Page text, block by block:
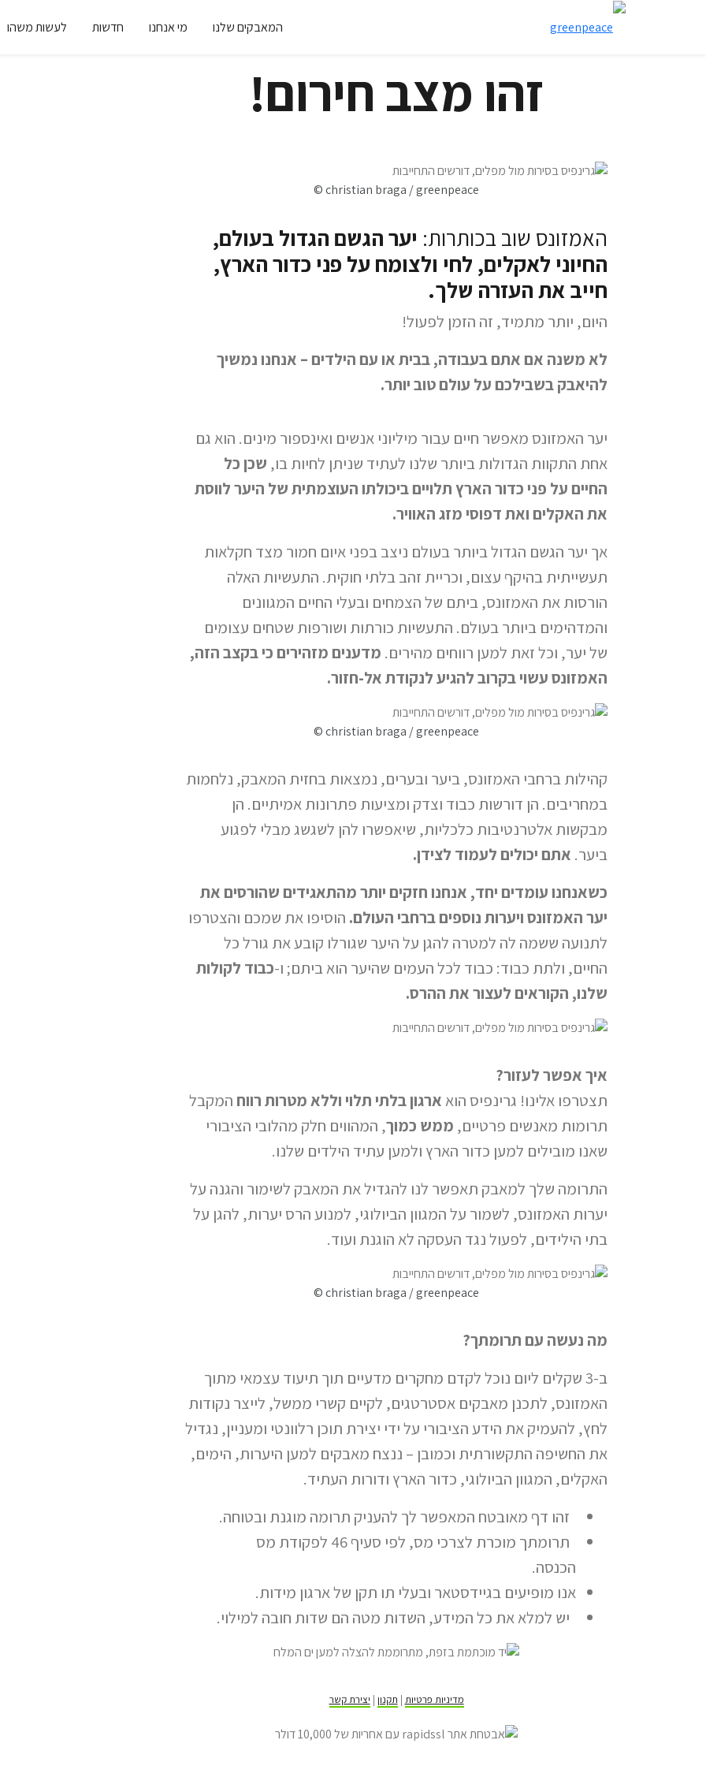
המאבקים שלנו מי אנחנו חדשות לעשות משהו
זהו מצב חירום!
© christian braga / greenpeace
האמזונס שוב בכותרות: יער הגשם הגדול בעולם,
החיוני לאקלים, לחי ולצומח על פני כדור הארץ,
חייב את העזרה שלך.
היום, יותר מתמיד, זה הזמן לפעול!
לא משנה אם אתם בעבודה, בבית או עם הילדים – אנחנו נמשיך
להיאבק בשבילכם על עולם טוב יותר.
יער האמזונס מאפשר חיים עבור מיליוני אנשים ואינספור מינים. הוא גם
אחת התקוות הגדולות ביותר שלנו לעתיד שניתן לחיות בו, שכן כל
החיים על פני כדור הארץ תלויים ביכולתו העוצמתית של היער לווסת
את האקלים ואת דפוסי מזג האוויר.
אך יער הגשם הגדול ביותר בעולם ניצב בפני איום חמור מצד חקלאות
תעשייתית בהיקף עצום, וכריית זהב בלתי חוקית. התעשיות האלה
הורסות את האמזונס, ביתם של הצמחים ובעלי החיים המגוונים
והמדהימים ביותר בעולם. התעשיות כורתות ושורפות שטחים עצומים
של יער, וכל זאת למען רווחים מהירים. מדענים מזהירים כי בקצב הזה,
האמזונס עשוי בקרוב להגיע לנקודת אל-חזור.
© christian braga / greenpeace
קהילות ברחבי האמזונס, ביער ובערים, נמצאות בחזית המאבק, נלחמות
במחריבים. הן דורשות כבוד וצדק ומציעות פתרונות אמיתיים. הן
מבקשות אלטרנטיבות כלכליות, שיאפשרו להן לשגשג מבלי לפגוע
ביער. אתם יכולים לעמוד לצידן.
כשאנחנו עומדים יחד, אנחנו חזקים יותר מהתאגידים שהורסים את
יער האמזונס ויערות נוספים ברחבי העולם. הוסיפו את שמכם והצטרפו
לתנועה ששמה לה למטרה להגן על היער שגורלו קובע את גורל כל
החיים, ולתת כבוד: כבוד לכל העמים שהיער הוא ביתם; ו-כבוד לקולות
שלנו, הקוראים לעצור את ההרס.
איך אפשר לעזור?
תצטרפו אלינו! גרינפיס הואארגון בלתי תלוי וללא מטרות רווח המקבל
תרומות מאנשים פרטיים, ממש כמוך, המהווים חלק מהלובי הציבורי
שאנו מובילים למען כדור הארץ ולמען עתיד הילדים שלנו.
התרומה שלך למאבק תאפשר לנו להגדיל את המאבק לשימור והגנה על
יערות האמזונס, לשמור על המגוון הביולוגי, למנוע הרס יערות, להגן על
בתי הילידים, לפעול נגד העסקה לא הוגנת ועוד.
© christian braga / greenpeace
מה נעשה עם תרומתך?
ב-3 שקלים ליום נוכל לקדם מחקרים מדעיים תוך תיעוד עצמאי מתוך
האמזונס, לתכנן מאבקים אסטרטגים, לקיים קשרי ממשל, לייצר נקודות
לחץ, להעמיק את הידע הציבורי על ידי יצירת תוכן רלוונטי ומעניין, נגדיל
את החשיפה התקשורתית וכמובן – ננצח מאבקים למען היערות, הימים,
האקלים, המגוון הביולוגי, כדור הארץ ודורות העתיד.
זהו דף מאובטח המאפשר לך להעניק תרומה מוגנת ובטוחה.
תרומתך מוכרת לצרכי מס, לפי סעיף 46 לפקודת מס
הכנסה.
אנו מופיעים בגיידסטאר ובעלי תו תקן של ארגון מידות.
יש למלא את כל המידע, השדות מטה הם שדות חובה למילוי.
מדיניות פרטיות | תקנון | יצירת קשר